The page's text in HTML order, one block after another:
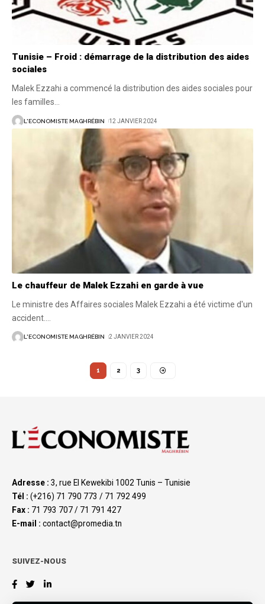
Tunisie – Froid : démarrage de la distribution des aides
sociales
Malek Ezzahi a commencé la distribution des aides sociales pour
les familles
L'ECONOMISTE MAGHRÉBIN 12 JANVIER 2024
Le chauffeur de Malek Ezzahi en garde à vue
Le ministre des Affaires sociales Malek Ezzahi a été victime d'un
accident.
L'ECONOMISTE MAGHRÉBIN 2 JANVIER 2024
1 2 3
Adresse : 3, rue El Kewekibi 1002 Tunis – Tunisie
Tél : (+216) 71 790 773 / 71 792 499
Fax : 71 793 707 / 71 791 427
E-mail : contact@promedia.tn
SUIVEZ-NOUS